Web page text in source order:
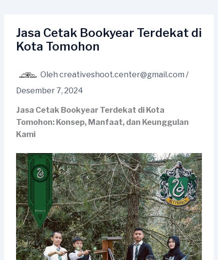
kontenJasa Cetak Bookyear Terdekat di
Kota Tomohon
Oleh creativeshoot.center@gmail.com /
Desember 7, 2024
Jasa Cetak Bookyear Terdekat di Kota
Tomohon: Konsep, Manfaat, dan Keunggulan
Kami